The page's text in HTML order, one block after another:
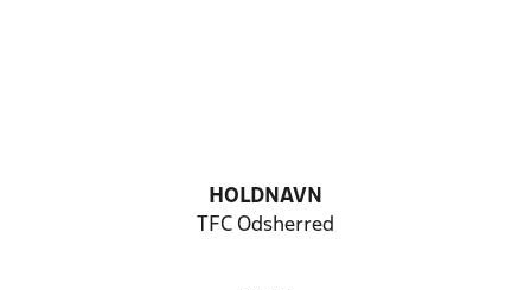
HOLDNAVN
TFC Odsherred